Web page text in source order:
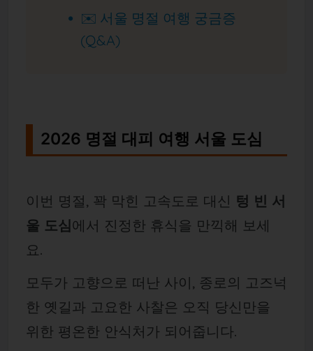
✉️ 서울 명절 여행 궁금증
(Q&A)
2026 명절 대피 여행 서울 도심
이번 명절, 꽉 막힌 고속도로 대신 텅 빈 서
울 도심에서 진정한 휴식을 만끽해 보세
요.
모두가 고향으로 떠난 사이, 종로의 고즈넉
한 옛길과 고요한 사찰은 오직 당신만을
위한 평온한 안식처가 되어줍니다.